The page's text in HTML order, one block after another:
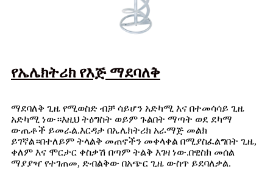
የኤሌክትሪክ የእጅ ማደባለቅ
ማደባለቅ ጊዜ የሚወስድ ብቻ ሳይሆን አድካሚ እና በተመሳሳይ ጊዜ
አድካሚ ነው።እዚህ ትዕግስት ወይም ጉልበት ማጣት ወደ ደካማ
ውጤቶች ይመራል.እርዳታ በኤሌክትሪክ አራማጅ መልክ
ይገኛል።በተለይም ትላልቅ መጠኖችን መቀላቀል በሚያስፈልግበት ጊዜ,
ቀለም እና ሞርታር ቀስቃሽ በጣም ትልቅ እገዛ ነው.በዊስክ መሰል
ማያያዣ የተገጠመ, ድብልቅው በአጭር ጊዜ ውስጥ ይደባለቃል.